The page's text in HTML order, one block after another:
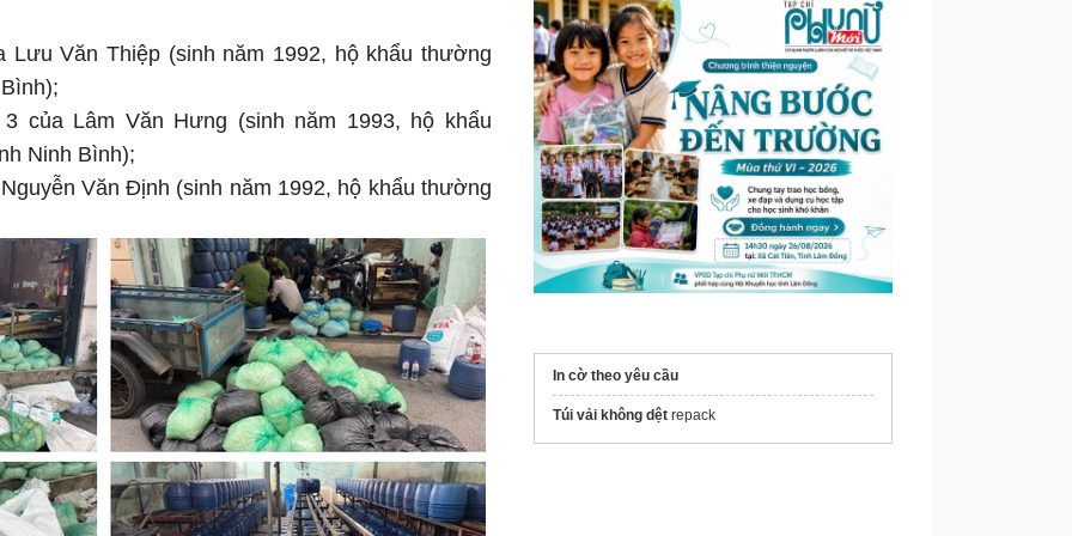
Văn Thiệp (sinh năm 1992, hộ khẩu thường
của Lâm Văn Hưng (sinh năm 1993, hộ khẩu
Ninh Bình);
Văn Định (sinh năm 1992, hộ khẩu thường
In cờ theo yêu cầu
Túi vải không dệt repack